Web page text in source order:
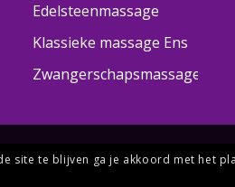
Edelsteenmassage
Klassieke massage Ens
Zwangerschapsmassage
site te blijven ga je akkoord met het